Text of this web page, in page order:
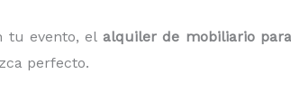
tu evento, el alquiler de mobiliario
perfecto.